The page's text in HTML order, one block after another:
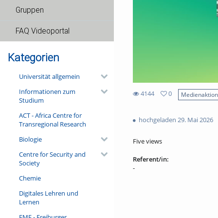
Gruppen
FAQ Videoportal
Kategorien
Universität allgemein
Informationen zum
Studium
ACT - Africa Centre for
Transregional Research
Biologie
Centre for Security and
Society
Chemie
Digitales Lehren und
Lernen
4144
views
0
hochgeladen 29. Mai 2026
Five views
Referent/in:
-